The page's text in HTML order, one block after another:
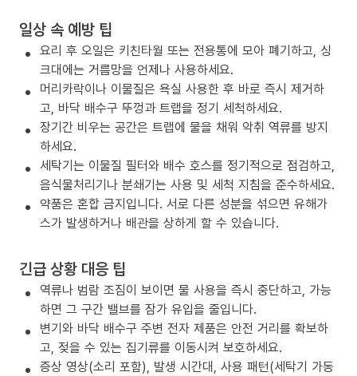
일상 속 예방 팁
요리 후 오일은 키친타월 또는 전용통에 모아 폐기하고, 싱
크대에는 거름망을 언제나 사용하세요.
머리카락이나 이물질은 욕실 사용한 후 바로 즉시 제거하
고, 바닥 배수구 뚜껑과 트랩을 정기 세척하세요.
장기간 비우는 공간은 트랩에 물을 채워 악취 역류를 방지
하세요.
세탁기는 이물질 필터와 배수 호스를 정기적으로 점검하고,
음식물처리기나 분쇄기는 사용 및 세척 지침을 준수하세요.
약품은 혼합 금지입니다. 서로 다른 성분을 섞으면 유해가
스가 발생하거나 배관을 상하게 할 수 있습니다.
긴급 상황 대응 팁
역류나 범람 조짐이 보이면 물 사용을 즉시 중단하고, 가능
하면 그 구간 밸브를 잠가 유입을 줄입니다.
변기와 바닥 배수구 주변 전자 제품은 안전 거리를 확보하
고, 젖을 수 있는 집기류를 이동시켜 보호하세요.
증상 영상(소리 포함), 발생 시간대, 사용 패턴(세탁기 가동